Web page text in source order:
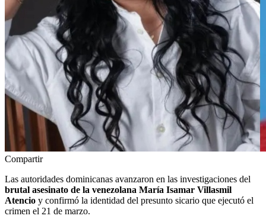
Compartir
Las autoridades dominicanas avanzaron en las investigaciones del
brutal asesinato de la venezolana María Isamar Villasmil
Atencio y confirmó la identidad del presunto sicario que ejecutó el
crimen el 21 de marzo.